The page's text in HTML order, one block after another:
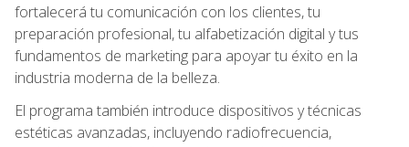
fortalecerá tu comunicación con los clientes, tu
preparación profesional, tu alfabetización digital y tus
fundamentos de marketing para apoyar tu éxito en la
industria moderna de la belleza.
El programa también introduce dispositivos y técnicas
estéticas avanzadas, incluyendo radiofrecuencia,